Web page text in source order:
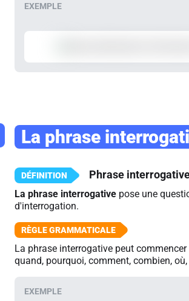
La phrase
Phrase
La phrase interrogative pose une
d'interrogation.
La phrase interrogative peut
quand, pourquoi, comment, combien, où,